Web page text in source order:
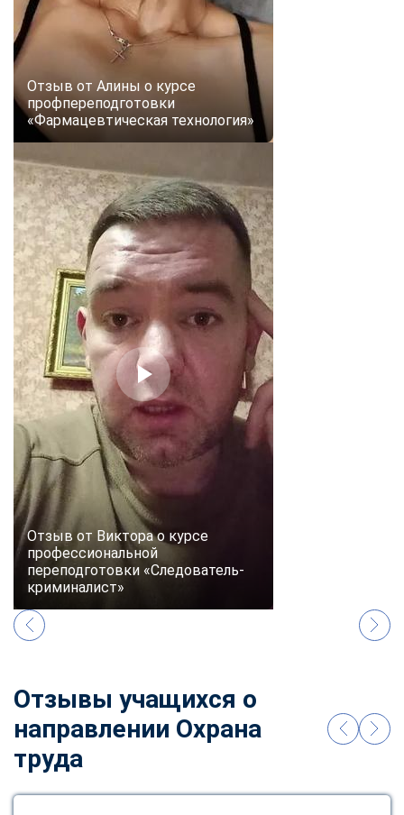
Отзыв от Алины о курсе
профпереподготовки
«Фармацевтическая технология»
Отзыв от Виктора о курсе
профессиональной
переподготовки «Следователь-
криминалист»
Отзывы учащихся о
направлении Охрана
труда
ChatApp
online
Мессенджеры
Свяжитесь с нами через любой удобный мессенджер!
Telegram
Vkontakte EMail